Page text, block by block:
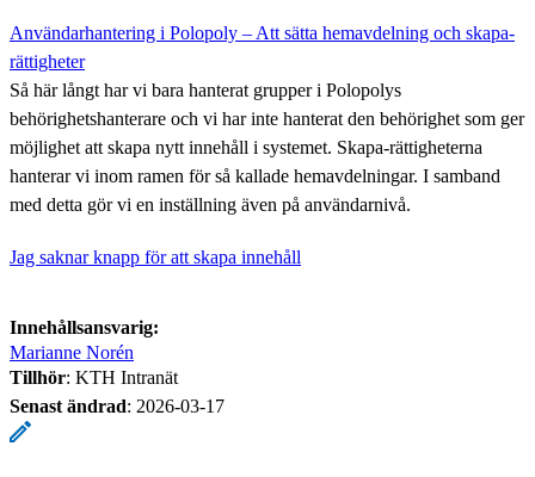
Användarhantering i Polopoly – Att sätta hemavdelning och skapa-
rättigheter
Så här långt har vi bara hanterat grupper i Polopolys
behörighetshanterare och vi har inte hanterat den behörighet som ger
möjlighet att skapa nytt innehåll i systemet. Skapa-rättigheterna
hanterar vi inom ramen för så kallade hemavdelningar. I samband
med detta gör vi en inställning även på användarnivå.
Jag saknar knapp för att skapa innehåll
Innehållsansvarig:
Marianne Norén
Tillhör: KTH Intranät
Senast ändrad: 2026-03-17